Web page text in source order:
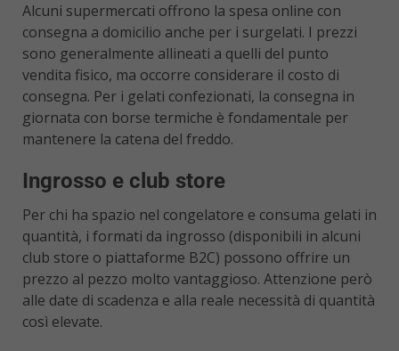
Alcuni supermercati offrono la spesa online con
consegna a domicilio anche per i surgelati. I prezzi
sono generalmente allineati a quelli del punto
vendita fisico, ma occorre considerare il costo di
consegna. Per i gelati confezionati, la consegna in
giornata con borse termiche è fondamentale per
mantenere la catena del freddo.
Ingrosso e club store
Per chi ha spazio nel congelatore e consuma gelati in
quantità, i formati da ingrosso (disponibili in alcuni
club store o piattaforme B2C) possono offrire un
prezzo al pezzo molto vantaggioso. Attenzione però
alle date di scadenza e alla reale necessità di quantità
così elevate.